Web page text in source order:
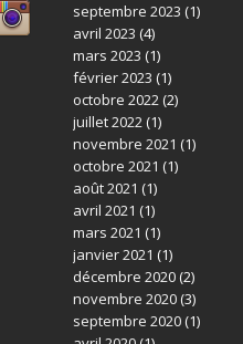
septembre 2023 (1)
avril 2023 (4)
mars 2023 (1)
février 2023 (1)
octobre 2022(2)
juillet 2022(1)
novembre 2021 (1)
octobre 2021 (1)
août 2021 (1)
avril 2021 (1)
mars 2021 (1)
janvier 2021 (1)
décembre 2020(2)
novembre 2020(3)
septembre 2020(1)